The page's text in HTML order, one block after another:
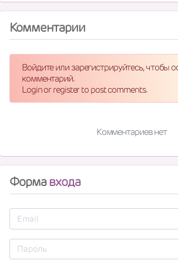
Комментарии
Войдите или зарегистрируйтесь, чтобы
комментарий.
Login or register to post comments.
Комментариев нет
Формавхода